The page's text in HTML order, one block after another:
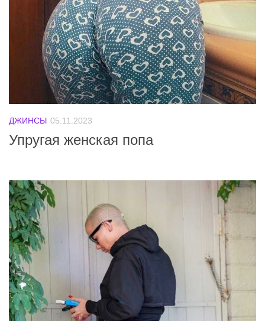
ДЖИНСЫ 05.11.2023
Упругая женская попа